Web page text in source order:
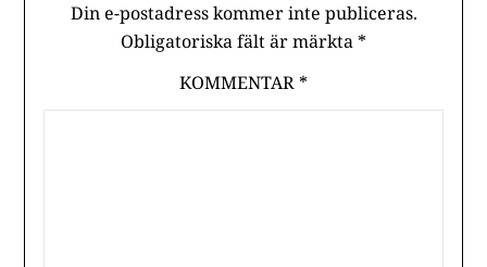
Din e-postadress kommer inte publiceras.
Obligatoriska fält är märkta*
KOMMENTAR*